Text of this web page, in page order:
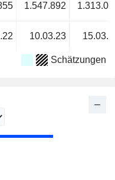
1.547.892
10.03.23
Schätzungen